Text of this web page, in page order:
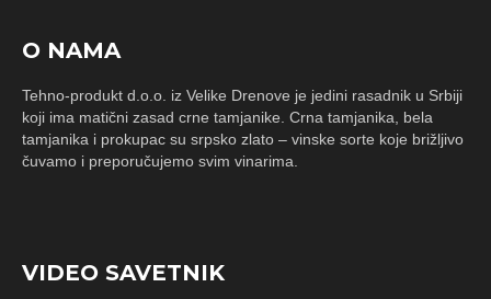
O NAMA
Tehno-produkt d.o.o. iz Velike Drenove je jedini rasadnik u Srbiji
koji ima matični zasad crne tamjanike. Crna tamjanika, bela
tamjanika i prokupac su srpsko zlato – vinske sorte koje brižljivo
čuvamo i preporučujemo svim vinarima.
VIDEO SAVETNIK